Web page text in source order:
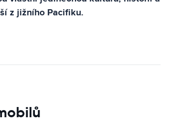
z jižního Pacifiku.